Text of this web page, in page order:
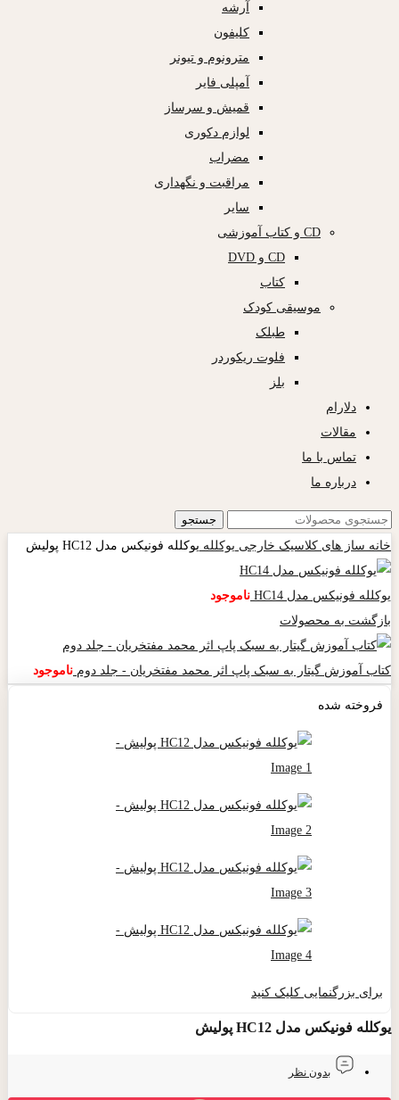
آرشه
کلیفون
مترونوم و تیونر
آمپلی فایر
قمیش و سرساز
لوازم دکوری
مضراب
مراقبت و نگهداری
سایر
CD و کتاب آموزشی
CD و DVD
کتاب
موسیقی کودک
طبلک
فلوت ریکوردر
بلز
دلارام
مقالات
تماس با ما
درباره ما
جستجو
خانه ساز های کلاسیک خارجی یوکلله یوکلله فونیکس مدل HC12 پولیش
یوکلله فونیکس مدل HC14
ناموجود
بازگشت به محصولات
کتاب آموزش گیتار به سبک پاپ اثر محمد مفتخریان - جلد دوم ناموجود
فروخته شده
برای بزرگنمایی کلیک کنید
یوکلله فونیکس مدل HC12 پولیش
بدون نظر